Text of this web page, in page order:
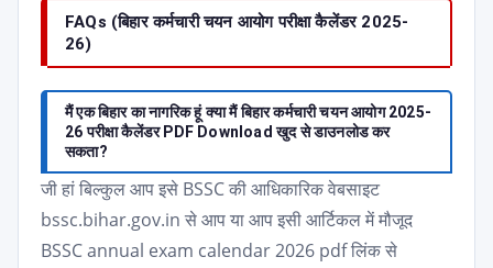
FAQs (बिहार कर्मचारी चयन आयोग परीक्षा कैलेंडर 2025-
26)
मैं एक बिहार का नागरिक हूं क्या मैं बिहार कर्मचारी चयन आयोग 2025-
26 परीक्षा कैलेंडर PDF Download खुद से डाउनलोड कर
सकता?
जी हां बिल्कुल आप इसे BSSC की आधिकारिक वेबसाइट
bssc.bihar.gov.in से आप या आप इसी आर्टिकल में मौजूद
BSSC annual exam calendar 2026 pdf लिंक से